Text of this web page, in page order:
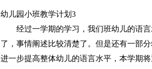
幼儿园小班教学计划3
经过一学期的学习，我们班幼儿的语
了，事情阐述比较清楚了。但是还有一部
进一步提高整体幼儿的语言水平，本学期